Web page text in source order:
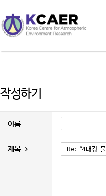
작성하기
이름
제목